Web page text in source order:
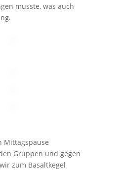
musste, was auch
Mittagspause
Gruppen und gegen
zum Basaltkegel